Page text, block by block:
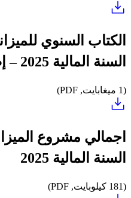
الكتاب السنوي
السنة المالية 2025 – إصدار خاص للمجتمع
(1 ميغابايت, PDF)
اجمالي مشروع
السنة المالية 2025
(181 كيلوبايت, PDF)